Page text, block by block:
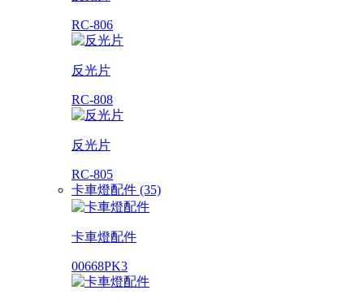
RC-806
反光片
RC-808
反光片
RC-805
卡車燈配件 (35)
卡車燈配件
00668PK3